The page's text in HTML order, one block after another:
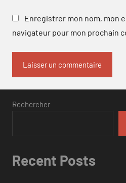
Enregistrer mon nom, mon
navigateur pour mon prochain
Rechercher
Recent Posts